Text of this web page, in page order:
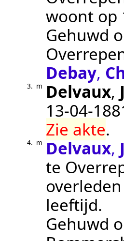
woont op
Gehuwd
Debay,
3. m Delvaux,
Zie akte.
4. m Delvaux,
te
leeftijd.
Gehuwd